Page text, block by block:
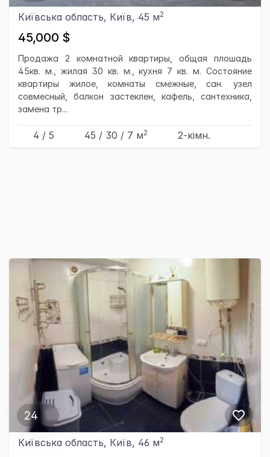
Київська область, Київ, 45 м2
45,000 $
Продажа 2 комнатной квартиры, общая плошадь
45кв. м., жилая 30 кв. м., кухня 7 кв. м. Состояние
квартиры жилое, комнаты смежные, сан. узел
совмесный, балкон застеклен, кафель, сантехника,
замена тр...
4 / 5 45 / 30 / 7 м2 2-кімн.
24
Київська область, Київ, 46 м2